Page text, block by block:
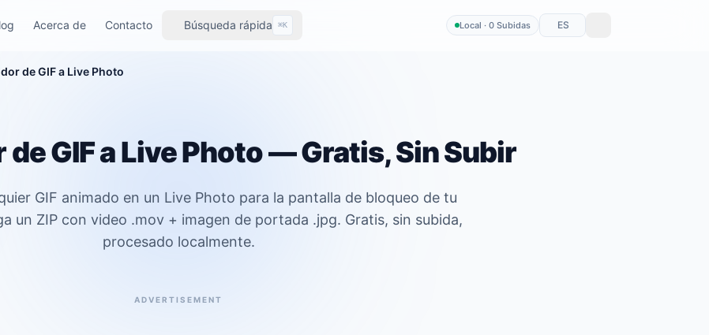
Acerca de Contacto Búsqueda rápida ⌘K Local · 0 Subidas ES
de GIF a Live Photo
GIF a Live Photo — Gratis, Sin Subir
GIF animado en un Live Photo para la pantalla de bloqueo de tu
un ZIP con video .mov + imagen de portada .jpg. Gratis, sin subida,
procesado localmente.
ADVERTISEMENT